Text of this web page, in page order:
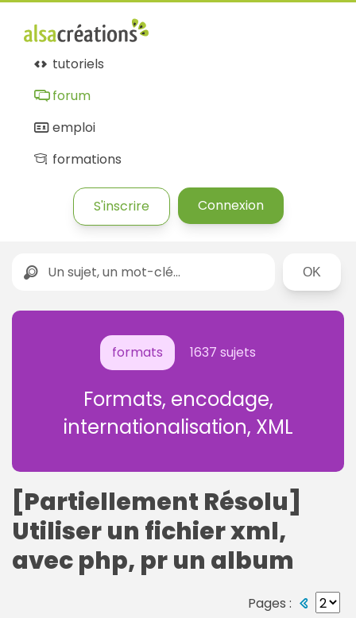
tutoriels
forum
emploi
formations
S'inscrire Connexion
Rechercher
formats 1637 sujets
Formats, encodage,
internationalisation, XML
[Partiellement Résolu]
Utiliser un fichier xml,
avec php, pr un album
Pages :